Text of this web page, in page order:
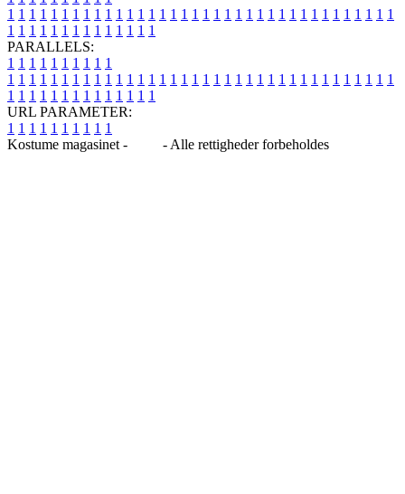
1 1 1 1 1 1 1 1 1 1 1 1 1 1 1 1 1 1 1 1 1 1 1 1 1 1 1 1 1 1 1 1 1 1 1 1
1 1 1 1 1 1 1 1 1 1 1 1 1 1
PARALLELS:
1 1 1 1 1 1 1 1 1 1
1 1 1 1 1 1 1 1 1 1 1 1 1 1 1 1 1 1 1 1 1 1 1 1 1 1 1 1 1 1 1 1 1 1 1 1
1 1 1 1 1 1 1 1 1 1 1 1 1 1
URL PARAMETER:
1 1 1 1 1 1 1 1 1 1
Kostume magasinet -
- Alle rettigheder forbeholdes